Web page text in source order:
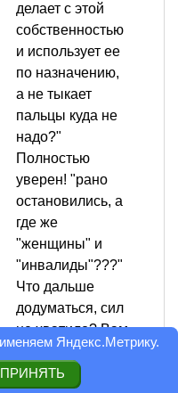
делает с этой
собственностью
и использует ее
по назначению,
а не тыкает
пальцы куда не
надо?"
Полностью
уверен! "рано
остановились, а
где же
"женщины" и
"инвалиды"???"
Что дальше
додуматься, сил
не хватило? Вам
все подробно
описывать
Яндекс.Метрику.
ПРИНЯТЬ